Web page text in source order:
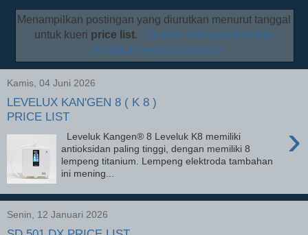
Menampilkan postingan yang diurutkan menurut tanggal
untuk kueri price list.
Urutkan menurut relevansi
Tampilkan semua postingan
Kamis, 04 Juni 2026
LEVELUX KAN'GEN 8 ( K 8 )
PRICE LIST
›
Leveluk Kangen® 8 Leveluk K8 memiliki
antioksidan paling tinggi, dengan memiliki 8
lempeng titanium. Lempeng elektroda tambahan
ini mening...
Senin, 12 Januari 2026